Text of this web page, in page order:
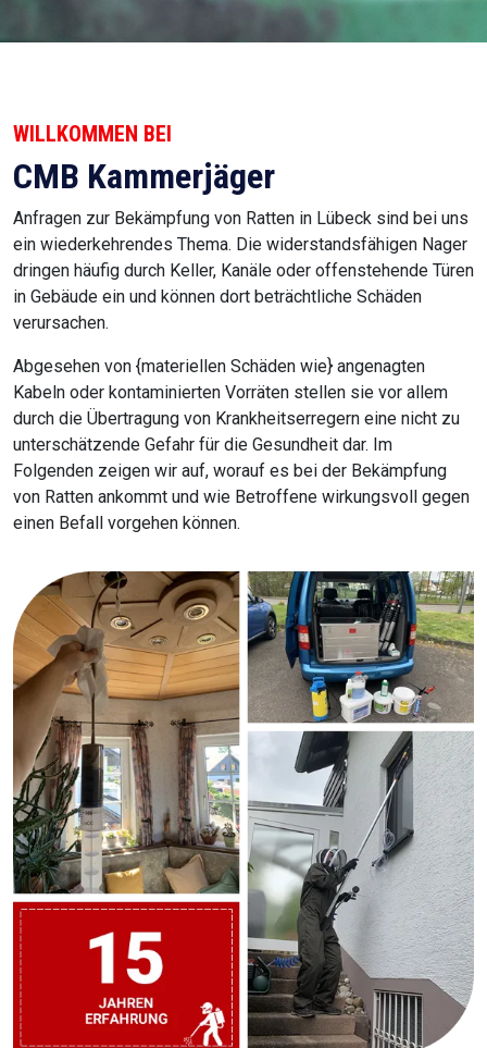
WILLKOMMEN BEI
CMB Kammerjäger
Anfragen zur Bekämpfung von Ratten in Lübeck sind bei uns
ein wiederkehrendes Thema. Die widerstandsfähigen Nager
dringen häufig durch Keller, Kanäle oder offenstehende Türen
in Gebäude ein und können dort beträchtliche Schäden
verursachen.
Abgesehen von {materiellen Schäden wie} angenagten
Kabeln oder kontaminierten Vorräten stellen sie vor allem
durch die Übertragung von Krankheitserregern eine nicht zu
unterschätzende Gefahr für die Gesundheit dar. Im
Folgenden zeigen wir auf, worauf es bei der Bekämpfung
von Ratten ankommt und wie Betroffene wirkungsvoll gegen
einen Befall vorgehen können.